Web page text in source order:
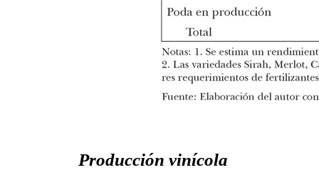
Producción vinícola